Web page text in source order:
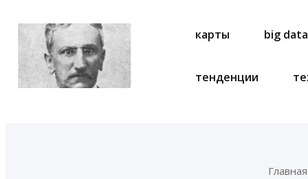
карты big data
тенденции
Главная